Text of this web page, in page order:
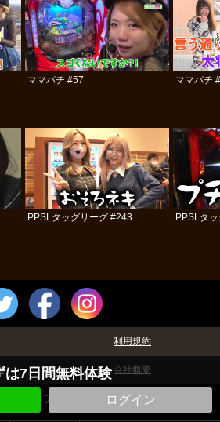
は7日間無料体験
ログイン
ママパチ #57 ママパチ
PPSLタッグリーグ #243 PPSLタ
利用規約
会社概要
©パチテレ！